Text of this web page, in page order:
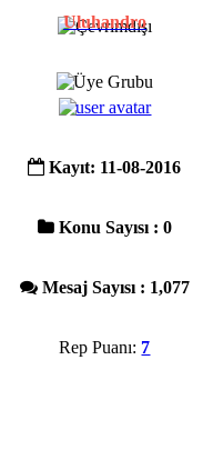
Uluhandro
Kayıt: 11-08-2016
Konu Sayısı : 0
Mesaj Sayısı : 1,077
Rep Puanı: 7